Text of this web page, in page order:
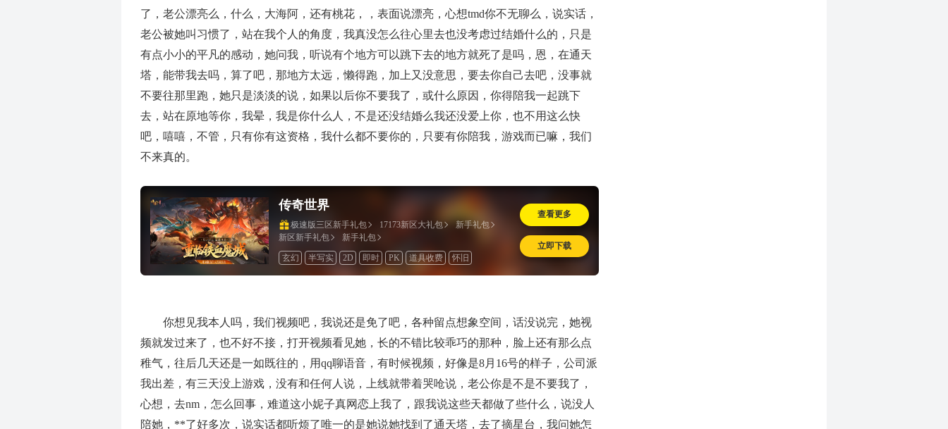
了，老公漂亮么，什么，大海阿，还有桃花，，表面说漂亮，心想tmd你不无聊么，说实话，
老公被她叫习惯了，站在我个人的角度，我真没怎么往心里去也没考虑过结婚什么的，只是
有点小小的平凡的感动，她问我，听说有个地方可以跳下去的地方就死了是吗，恩，在通天
塔，能带我去吗，算了吧，那地方太远，懒得跑，加上又没意思，要去你自己去吧，没事就
不要往那里跑，她只是淡淡的说，如果以后你不要我了，或什么原因，你得陪我一起跳下
去，站在原地等你，我晕，我是你什么人，不是还没结婚么我还没爱上你，也不用这么快
吧，嘻嘻，不管，只有你有这资格，我什么都不要你的，只要有你陪我，游戏而已嘛，我们
不来真的。
传奇世界
极速版三区新手礼包 17173新区大礼包
新手礼包
新区新手礼包
新手礼包
玄幻 半写实 2D 即时 PK 道具收费 怀旧
查看更多
立即下载
你想见我本人吗，我们视频吧，我说还是免了吧，各种留点想象空间，话没说完，她视
频就发过来了，也不好不接，打开视频看见她，长的不错比较乖巧的那种，脸上还有那么点
稚气，往后几天还是一如既往的，用qq聊语音，有时候视频，好像是8月16号的样子，公司派
我出差，有三天没上游戏，没有和任何人说，上线就带着哭呛说，老公你是不是不要我了，
心想，去nm，怎么回事，难道这小妮子真网恋上我了，跟我说这些天都做了些什么，说没人
陪她，**了好多次，说实话都听烦了唯一的是她说她找到了通天塔，去了摘星台，我问她怎